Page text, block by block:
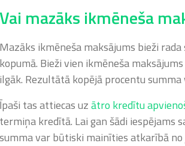
Vai mazāks ikmēneša
Mazāks ikmēneša maksājums bieži
kopumā. Bieži vien ikmēneša
ilgāk. Rezultātā kopējā procentu summa
Īpaši tas attiecas uzātro kredītu
termiņa kredītā. Lai gan šādi iespējams
summa var būtiski mainīties atkarībā no